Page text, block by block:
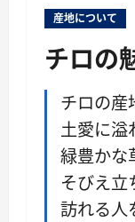
産地について
チロの
チロの産
土愛に溢
緑豊かな
そびえ立
訪れる人